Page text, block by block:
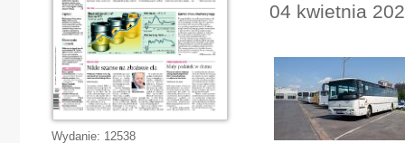
04 kwietnia
Wydanie: 12538